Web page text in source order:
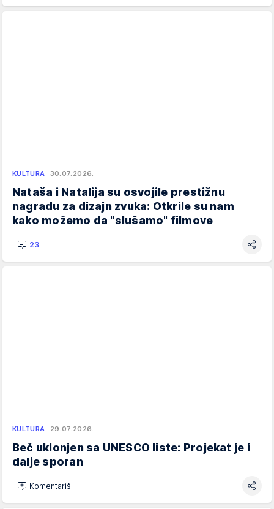
KULTURA 30.07.2026.
Nataša i Natalija su osvojile prestižnu
nagradu za dizajn zvuka: Otkrile su nam
kako možemo da "slušamo" filmove
23
KULTURA 29.07.2026.
Beč uklonjen sa UNESCO liste: Projekat je i
dalje sporan
Komentariši